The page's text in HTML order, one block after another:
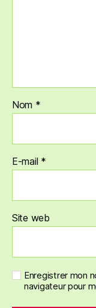
Nom *
E-mail *
Site web
Enregistrer mon
navigateur pour